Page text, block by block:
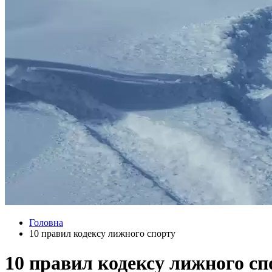
Головна
10 правил кодексу лижного спорту
10 правил кодексу лижного